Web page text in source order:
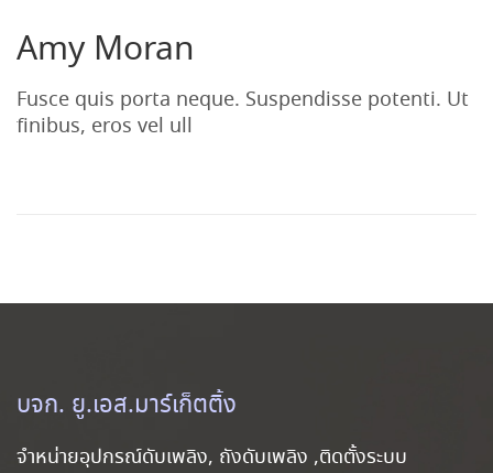
Amy Moran
Fusce quis porta neque. Suspendisse potenti. Ut
finibus, eros vel ull
บจก. ยู.เอส.มาร์เก็ตติ้ง
จำหน่ายอุปกรณ์ดับเพลิง, ถังดับเพลิง ,ติดตั้งระบบ